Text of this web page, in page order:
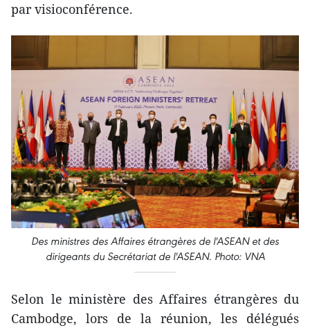
par visioconférence.
Des ministres des Affaires étrangères de l'ASEAN et des
dirigeants du Secrétariat de l'ASEAN. Photo: VNA
Selon le ministère des Affaires étrangères du
Cambodge, lors de la réunion, les délégués